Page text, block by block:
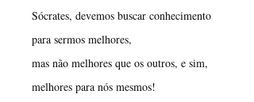
Sócrates, devemos buscar conhecimento
para sermos melhores,
mas não melhores que os outros, e sim,
melhores para nós mesmos!